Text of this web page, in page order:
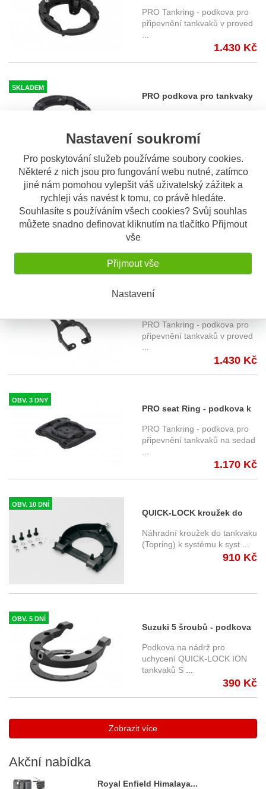
Nastavení soukromí
Pro poskytování služeb používáme soubory cookies.
Některé z nich jsou pro fungování webu nutné, zatímco
jiné nám pomohou vylepšit váš uživatelský zážitek a
rychleji vás navést k tomu, co právě hledáte.
Souhlasíte s používáním všech cookies? Svůj souhlas
můžete snadno definovat kliknutím na tlačítko Přijmout
vše
Přijmout vše
Nastavení
SW-Motech PRO
TRT.00.787.31100/B
PRO Tankring - podkova pro
připevnění tankvaků v proved
1.430 Kč
SKLADEM
PRO podkova pro tankvaky
Kawasaki Z 650 / Ninja 650
(16-)
...
1.560 Kč
SKLADEM
PRO podkova pro tankvaky
SW-Motech PRO
TRT.00.787.31701/B vybrané
PRO Tankring - podkova pro
připevnění tankvaků v proved
1.430 Kč
SW-Motech PRO
TRT.00.787.32000/B Triumph
Tiger 660 (21-)
PRO Tankring - podkova pro
připevnění tankvaků v proved
1.430 Kč
OBV. 3 DNY
PRO seat Ring - podkova k
tankvakům PRO SW-Motech
- upevnění na sedadlo -
TRT.00.787.21500/B
PRO Tankring - podkova pro
připevnění tankvaků na sedad
1.170 Kč
OBV. 10 DNÍ
QUICK-LOCK kroužek do
tankvaků řady ION jako ND ,
SW-Motech
Náhradní kroužek do tankvaku
(Topring) k systému k syst
910 Kč
OBV. 5 DNÍ
Suzuki 5 šroubů - podkova
QUICK-LOCK ION, SW-
Motech
Podkova na nádrž pro
uchycení QUICK-LOCK ION
tankvaků S
390 Kč
Zobrazit více
Akční nabídka
Royal Enfield Himalaya...